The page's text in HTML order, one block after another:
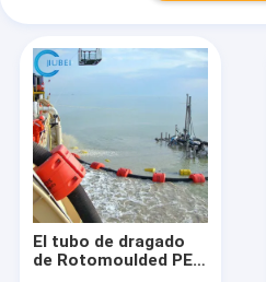
El tubo de dragado
de Rotomoulded PE